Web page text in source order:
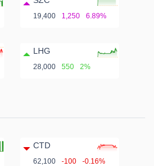
19,400 1,250 6.89%
LHG
28,000 550 2%
CTD
62,100 -100 -0.16%